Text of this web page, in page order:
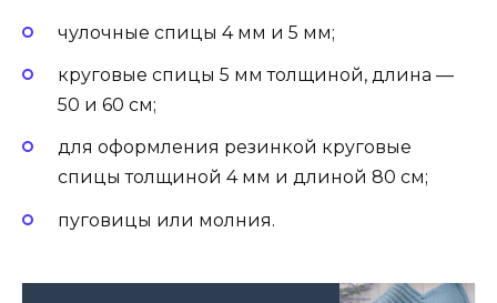
чулочные спицы 4 мм и 5 мм;
круговые спицы 5 мм толщиной, длина —
50 и 60 см;
для оформления резинкой круговые
спицы толщиной 4 мм и длиной 80 см;
пуговицы или молния.